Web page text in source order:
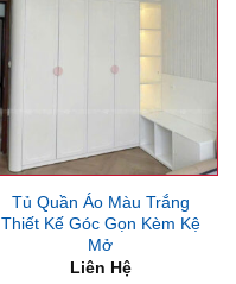
Tủ Quần Áo Màu Trắng
Thiết Kế Góc Gọn Kèm Kệ
Mở
Liên Hệ